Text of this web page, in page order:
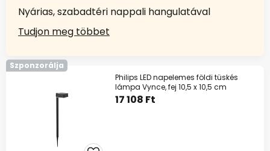
Nyárias, szabadtéri nappali hangulatával
Tudjon meg többet
Szponzorálja
Philips LED napelemes földi tüskés
lámpa Vynce, fej 10,5 x 10,5 cm
17 108 Ft